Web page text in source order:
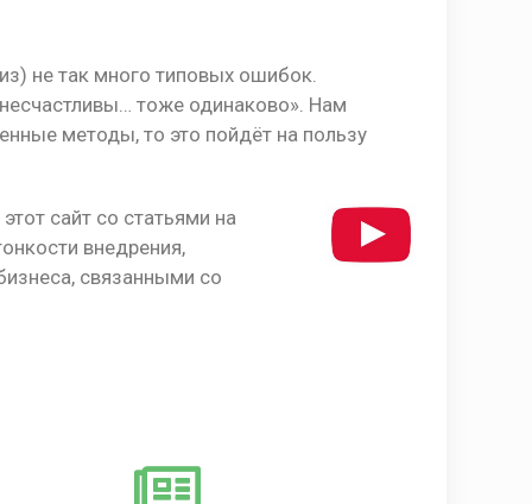
не так много типовых ошибок.
тоже одинаково». Нам
методы, то это пойдёт на пользу
этот сайт со статьями на
внедрения,
связанными со